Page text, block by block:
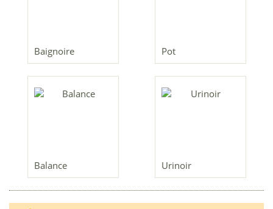
Baignoire Pot
Balance Urinoir